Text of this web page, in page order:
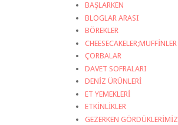
BAŞLARKEN
BLOGLAR ARASI
BÖREKLER
CHEESECAKELER;MUFFİNLER
ÇORBALAR
DAVET SOFRALARI
DENİZ ÜRÜNLERİ
ET YEMEKLERİ
ETKİNLİKLER
GEZERKEN GÖRDÜKLERİMİZ